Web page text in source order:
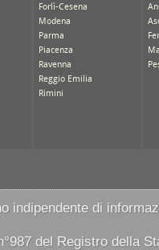
indipendente di
del Registro della